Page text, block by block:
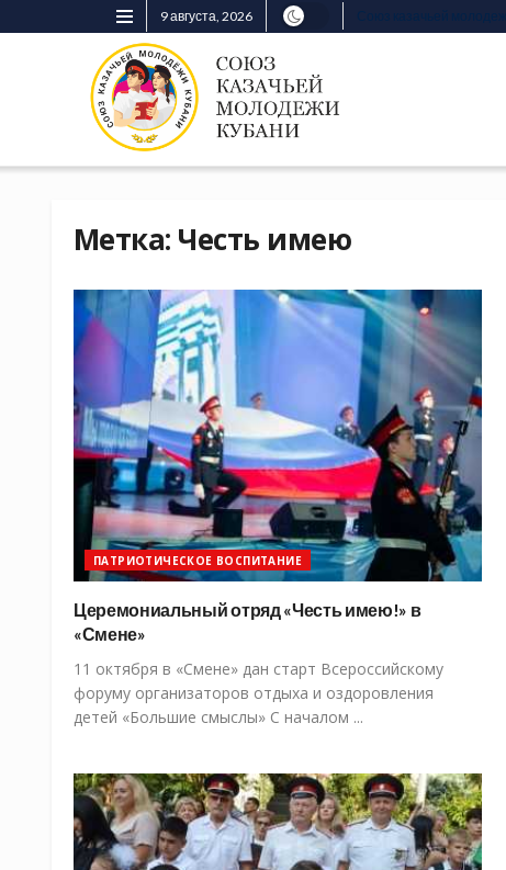
9 августа, 2026
Метка: Честь имею
ПАТРИОТИЧЕСКОЕ ВОСПИТАНИЕ
Церемониальный отряд «Честь имею!» в
«Смене»
11 октября в «Смене» дан старт Всероссийскому
форуму организаторов отдыха и оздоровления
детей «Большие смыслы» С началом ...